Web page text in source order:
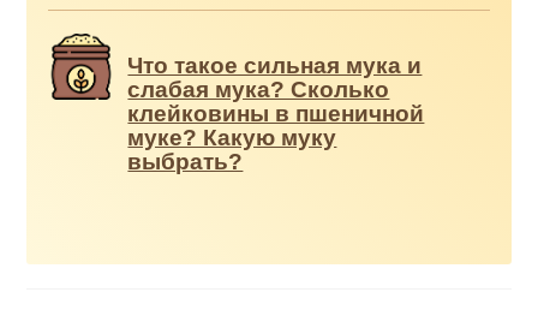
Что такое сильная мука и
слабая мука? Сколько
клейковины в пшеничной
муке? Какую муку
выбрать?